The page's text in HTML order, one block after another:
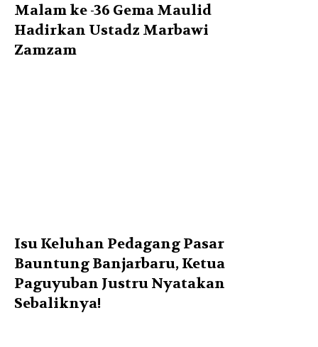
Malam ke -36 Gema Maulid
Hadirkan Ustadz Marbawi
Zamzam
Isu Keluhan Pedagang Pasar
Bauntung Banjarbaru, Ketua
Paguyuban Justru Nyatakan
Sebaliknya!